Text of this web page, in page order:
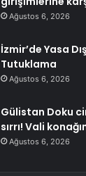
Ağustos 6, 2026
İzmir’de Yasa
Tutuklama
Ağustos 6, 2026
Gülistan Doku
sırrı! Vali
Ağustos 6, 2026